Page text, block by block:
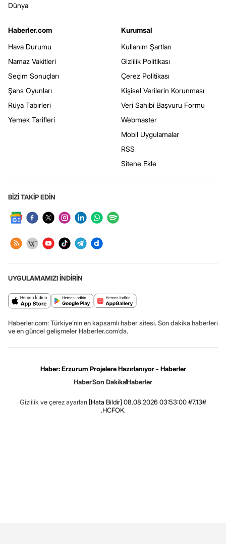
Dünya
Haberler.com
Hava Durumu
Namaz Vakitleri
Seçim Sonuçları
Şans Oyunları
Rüya Tabirleri
Yemek Tarifleri
Kurumsal
Kullanım Şartları
Gizlilik Politikası
Çerez Politikası
Kişisel Verilerin Korunması
Veri Sahibi Başvuru Formu
Webmaster
Mobil Uygulamalar
RSS
Sitene Ekle
BİZİ TAKİP EDİN
UYGULAMAMIZI İNDİRİN
Haberler.com: Türkiye’nin en kapsamlı haber sitesi. Son dakika haberleri
ve en güncel gelişmeler Haberler.com’da.
Haber: Erzurum Projelere Hazırlanıyor - Haberler
HaberSon DakikaHaberler
Gizlilik ve çerez ayarları [Hata Bildir] 08.08.2026 03:53:00 #7.13#
.HCFOK.